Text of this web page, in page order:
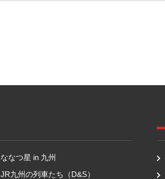
ななつ星 in 九州
JR九州の列車たち（D&S）